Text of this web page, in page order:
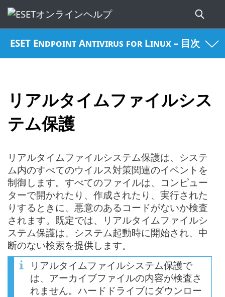
ESET Endpoint Antivirus for Linux – 目次
リアルタイムファイルシス
テム保護
リアルタイムファイルシステム保護は、システ
ム内のすべてのウイルス対策関連のイベントを
制御します。すべてのファイルは、コンピュー
ターで開かれたり、作成されたり、実行された
りするときに、悪意のあるコードがないか検査
されます。既定では、リアルタイムファイルシ
ステム保護は、システム起動時に開始され、中
断のない検索を提供します。
リアルタイムファイルシステム保護で
は、アーカイブファイルの内容が検査さ
れません。ハードドライブにダウンロー